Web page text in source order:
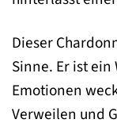
Dieser
Sinne. Er ist
Emotionen
Verweilen und